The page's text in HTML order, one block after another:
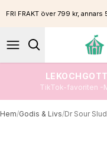
FRI FRAKT över 799 kr, annars
TikTok-favoriten -
Hem/Godis & Livs/Dr Sour